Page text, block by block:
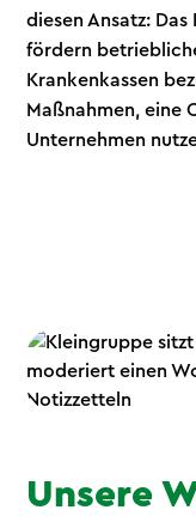
diesen Ansatz:
fördern
Krankenkassen
Maßnahmen, eine
Unternehmen
Unsere